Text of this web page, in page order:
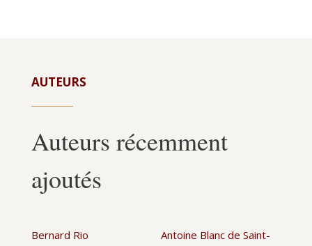
AUTEURS
Auteurs récemment
ajoutés
Bernard Rio
Antoine Blanc de Saint-